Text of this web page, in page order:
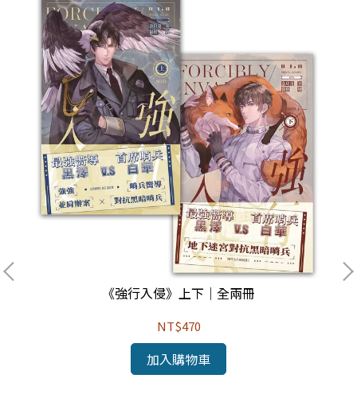
《強行入侵》上下｜全兩冊
NT$470
加入購物車